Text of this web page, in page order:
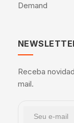
Demand
Receba
mail.